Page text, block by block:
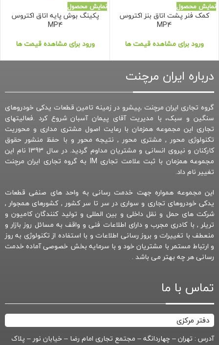
نمایش محصول
کمک فنر پشت اتاق بنز اکتروس
MP4
ورود برای مشاهده قیمت ها
نمایش محصول
پکینگ بوش پایه اتاق اکتروس
MP4
ورود برای مشاهده قیمت ها
درباره ایران مرچنت
گروه تجاری ایران مرچنت ,پیشرو در زمینه تامین قطعات یدکی خودروهای
سنگین و سبک، با مدیریت آقای پیمان آسبان شروع کرد .فعالیتهای
تجاری این مجموعه همزمان با رعایت اصول مشتری مداری و محوریت
تکنولوژی محور , مشتری محور , نتیجه محور و با حفظ منشور حقوق
کارکنان و نیروی انسانی و مشتریان مداوم گردید. در سال 1393 نام این
مجموعه همزمان با ثبت علامت تجاری IM به گروه تجاری ایران مرچنت
تغییر نام داد.
این مجموعه همواره جهت خدمت رسانی به واحد های صنفی قطعات
یدکی خودروهای تجاری و سواری در سر تا سر کشور , کشورهای همجوار ,
شرکت های حمل و نقل داخلی و بین المللی و تولید کنندگان کامیون و
تریلر , با کادری مجرب و دارای اطلاعات فنی و واقف به مسائل روز بازار و
منعطف با تغییرات و بروز رسانی اطلاعات و با استفاده از تکنولوژی به روز
و ارتباط مستمر با مشتریان خود و با سرمایه بخش خصوصی آماده خدمت
رسانی هر چه بهتر می باشد .
تماس با ما
دفتر مرکزی
آدرس : تهران – چهاردانگه – مجتمع تجاری امام رضا – خیابان نور – پلاک